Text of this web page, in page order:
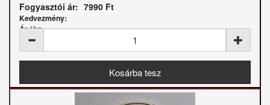
Fogyasztói ár: 7990 Ft
Kedvezmény:
Ár / kg: